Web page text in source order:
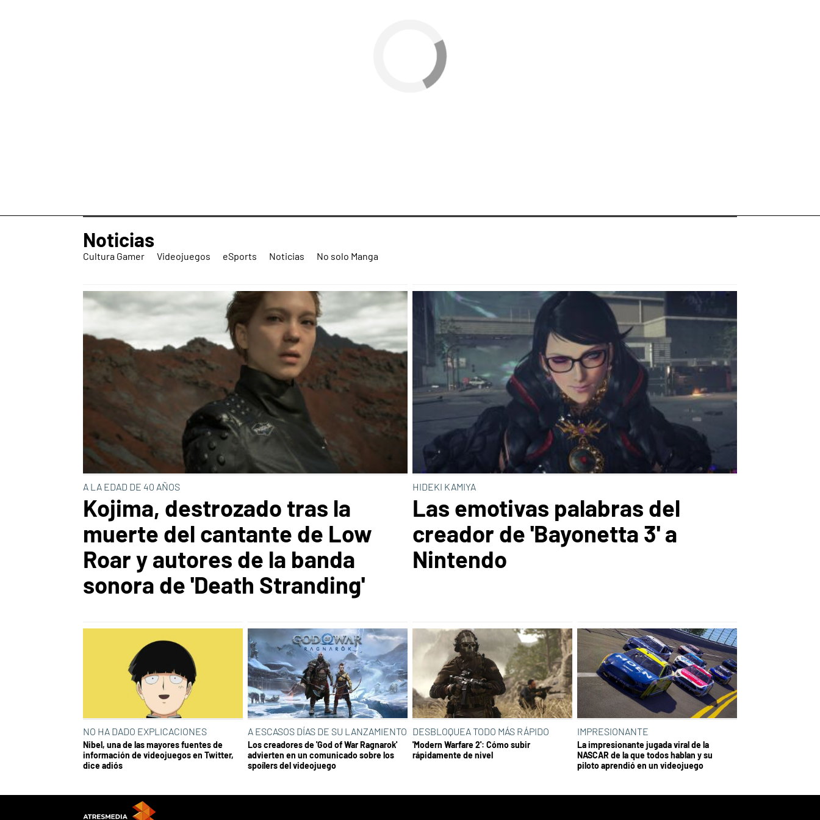
Noticias
Cultura Gamer Videojuegos eSports Noticias No solo Manga
A LA EDAD DE 40 AÑOS
Kojima, destrozado tras la
muerte del cantante de Low
Roar y autores de la banda
sonora de 'Death Stranding'
HIDEKI KAMIYA
Las emotivas palabras del
creador de 'Bayonetta 3' a
Nintendo
NO HA DADO EXPLICACIONES
Nibel, una de las mayores fuentes de
información de videojuegos en Twitter,
dice adiós
A ESCASOS DÍAS DE SU LANZAMIENTO
Los creadores de 'God of War Ragnarok'
advierten en un comunicado sobre los
spoílers del videojuego
DESBLOQUEA TODO MÁS RÁPIDO
'Modern Warfare 2': Cómo subir
rápidamente de nivel
IMPRESIONANTE
La impresionante jugada viral de la
NASCAR de la que todos hablan y su
piloto aprendió en un videojuego